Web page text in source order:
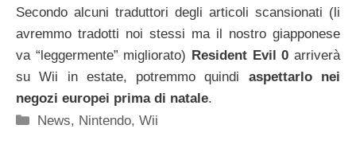
Secondo alcuni traduttori degli articoli scansionati (li
avremmo tradotti noi stessi ma il nostro giapponese
va “leggermente” migliorato) Resident Evil 0 arriverà
su Wii in estate, potremmo quindi aspettarlo nei
negozi europei prima di natale.
Categorie
News, Nintendo,Wii